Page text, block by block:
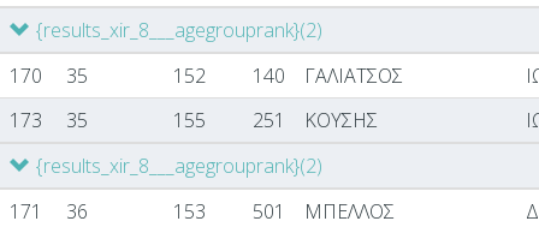
{results_xir_8___agegrouprank}(2)
170
35 152 140 ΓΑΛΙΑΤΣΟΣ
173
35 155 251 ΚΟΥΣΗΣ
{results_xir_8___agegrouprank}(2)
171
36 153 501 ΜΠΕΛΛΟΣ